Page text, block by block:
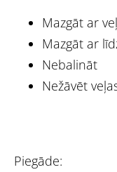
Mazgāt ar
Mazgāt ar
Nebalināt
Nežāvēt
Piegāde: